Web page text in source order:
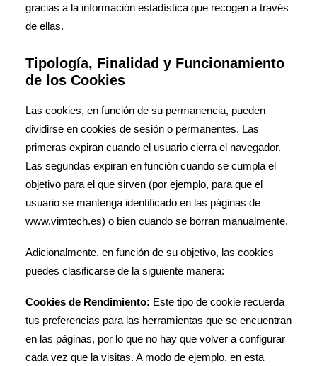
gracias a la información estadística que recogen a través
de ellas.
Tipología, Finalidad y Funcionamiento
de los Cookies
Las cookies, en función de su permanencia, pueden
dividirse en cookies de sesión o permanentes. Las
primeras expiran cuando el usuario cierra el navegador.
Las segundas expiran en función cuando se cumpla el
objetivo para el que sirven (por ejemplo, para que el
usuario se mantenga identificado en las páginas de
www.vimtech.es) o bien cuando se borran manualmente.
Adicionalmente, en función de su objetivo, las cookies
puedes clasificarse de la siguiente manera:
Cookies de Rendimiento: Este tipo de cookie recuerda
tus preferencias para las herramientas que se encuentran
en las páginas, por lo que no hay que volver a configurar
cada vez que la visitas. A modo de ejemplo, en esta